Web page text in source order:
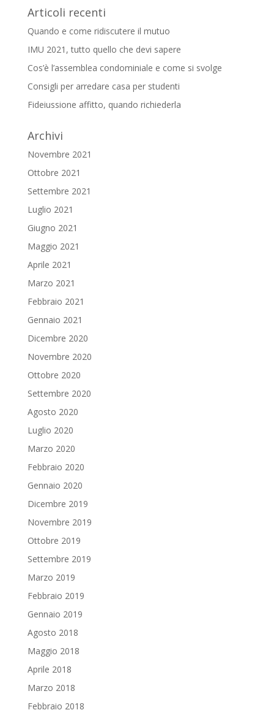
Articoli recenti
Quando e come ridiscutere il mutuo
IMU 2021, tutto quello che devi sapere
Cos’è l’assemblea condominiale e come si svolge
Consigli per arredare casa per studenti
Fideiussione affitto, quando richiederla
Archivi
Novembre 2021
Ottobre 2021
Settembre 2021
Luglio 2021
Giugno 2021
Maggio 2021
Aprile 2021
Marzo 2021
Febbraio 2021
Gennaio 2021
Dicembre 2020
Novembre 2020
Ottobre 2020
Settembre 2020
Agosto 2020
Luglio 2020
Marzo 2020
Febbraio 2020
Gennaio 2020
Dicembre 2019
Novembre 2019
Ottobre 2019
Settembre 2019
Marzo 2019
Febbraio 2019
Gennaio 2019
Agosto 2018
Maggio 2018
Aprile 2018
Marzo 2018
Febbraio 2018